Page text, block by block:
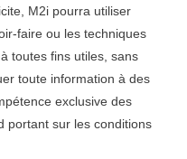
M2i pourra utiliser
faire ou les techniques
toutes fins utiles, sans
toute information à des
exclusive des
portant sur les conditions